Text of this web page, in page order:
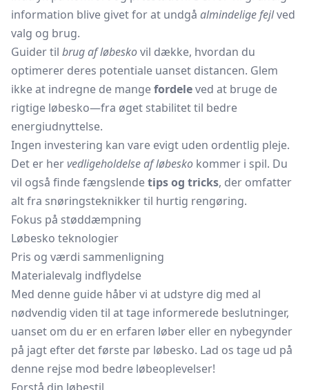
information blive givet for at undgå almindelige fejlved
valg og brug.
Guider til brug af løbeskovil dække, hvordan du
optimerer deres potentiale uanset distancen. Glem
ikke at indregne de mangefordeleved at bruge de
rigtige løbesko—fra øget stabilitet til bedre
energiudnyttelse.
Ingen investering kan vare evigt uden ordentlig pleje.
Det er hervedligeholdelse af løbesko kommer i spil. Du
vil også finde fængslendetips og tricks, der omfatter
alt fra snøringsteknikker til hurtig rengøring.
Fokus på støddæmpning
Løbesko teknologier
Pris og værdi sammenligning
Materialevalg indflydelse
Med denne guide håber vi at udstyre dig med al
nødvendig viden til at tage informerede beslutninger,
uanset om du er en erfaren løber eller en nybegynder
på jagt efter det første par løbesko. Lad os tage ud på
denne rejse mod bedre løbeoplevelser!